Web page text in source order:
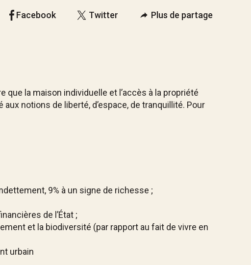
Facebook Twitter Plus de partage
que la maison individuelle et l’accès à la propriété
notions de liberté, d’espace, de tranquillité. Pour
9% à un signe de richesse ;
de l’État ;
et la biodiversité (par rapport au fait de vivre en
urbain